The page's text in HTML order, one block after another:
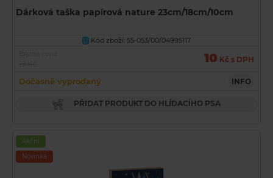
Dárková taška papírová nature 23cm/18cm/10cm
U
Kód zboží: 55-053/00/04995117
10 Kč s DPH
Dočasně vyprodaný INFO
PŘIDAT PRODUKT DO HLÍDACÍHO PSA
Akční
Novinka